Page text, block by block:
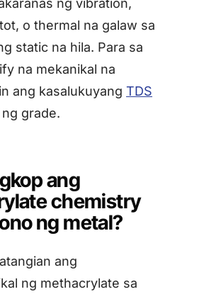
ng vibration,
o thermal na galaw sa
static na hila. Para sa
na mekanikal na
ang kasalukuyang TDS
grade.
ang
chemistry
ng metal?
ang
ng methacrylate sa